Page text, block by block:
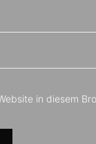
in diesem